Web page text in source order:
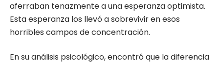
aferraban tenazmente a una esperanza optimista.
Esta esperanza los llevó a sobrevivir en esos
horribles campos de concentración.
En su análisis psicológico, encontró que la diferencia